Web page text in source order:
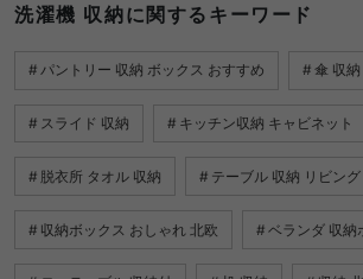
洗濯機 収納に関するキーワード
パントリー 収納 ボックス おすすめ 傘 収納
スライド 収納 キッチン収納 キャビネット
脱衣所 タオル 収納 テーブル 収納 リビング
収納ボックス おしゃれ 北欧 ベランダ 収納